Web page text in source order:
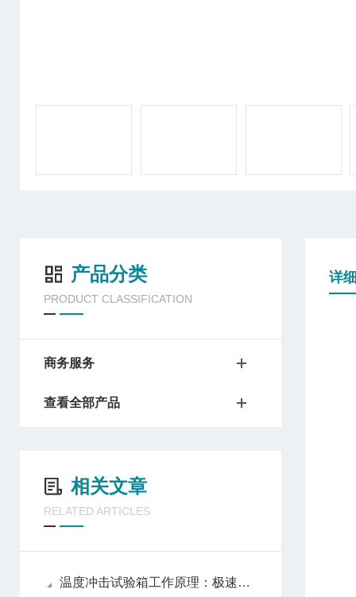
产品分类
PRODUCT CLASSIFICATION
商务服务
查看全部产品
相关文章
RELATED ARTICLES
温度冲击试验箱工作原理：极速温变下的产品耐受性测试机制
详